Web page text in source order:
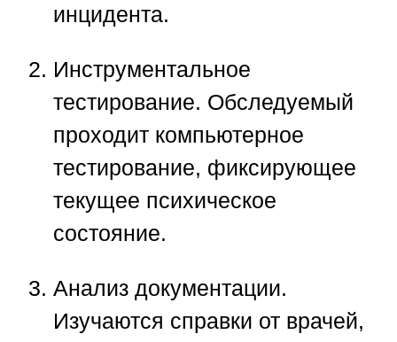
инцидента.
Инструментальное
тестирование. Обследуемый
проходит компьютерное
тестирование, фиксирующее
текущее психическое
состояние.
Анализ документации.
Изучаются справки от врачей,